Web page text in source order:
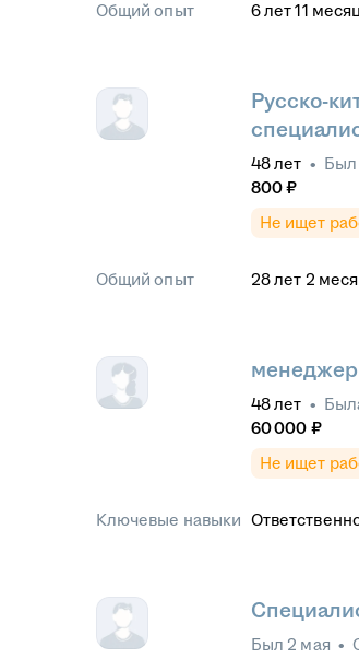
Общий опыт 6лет 11
Русско-
48лет • Был
800₽
Не ищет
Общий опыт 28лет 2
менеджер
48лет •
60 000 ₽
Не ищет
Ключевые навыки
Был 2 мая •